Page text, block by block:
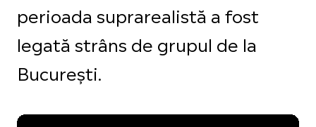
perioada suprarealistă a fost
legată strâns de grupul de la
București.